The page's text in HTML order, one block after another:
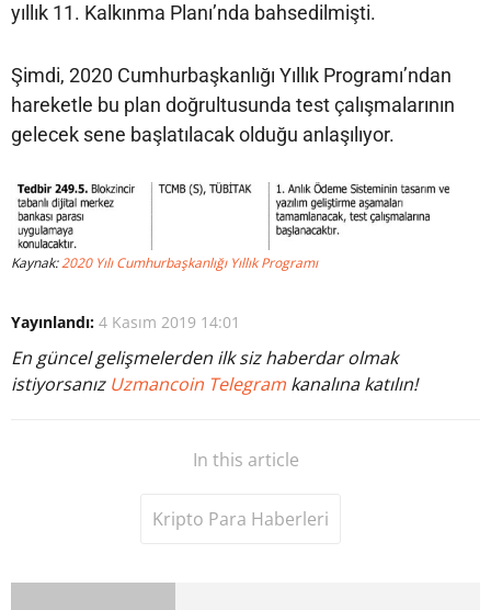
yıllık 11. Kalkınma Planı’nda bahsedilmişti.
Şimdi, 2020 Cumhurbaşkanlığı Yıllık Programı’ndan
hareketle bu plan doğrultusunda test çalışmalarının
gelecek sene başlatılacak olduğu anlaşılıyor.
Kaynak:2020 Yılı Cumhurbaşkanlığı Yıllık Programı
Yayınlandı: 4 Kasım 2019 14:01
En güncel gelişmelerden ilk siz haberdar olmak
istiyorsanız Uzmancoin Telegram kanalına katılın!
In this article
Kripto Para Haberleri